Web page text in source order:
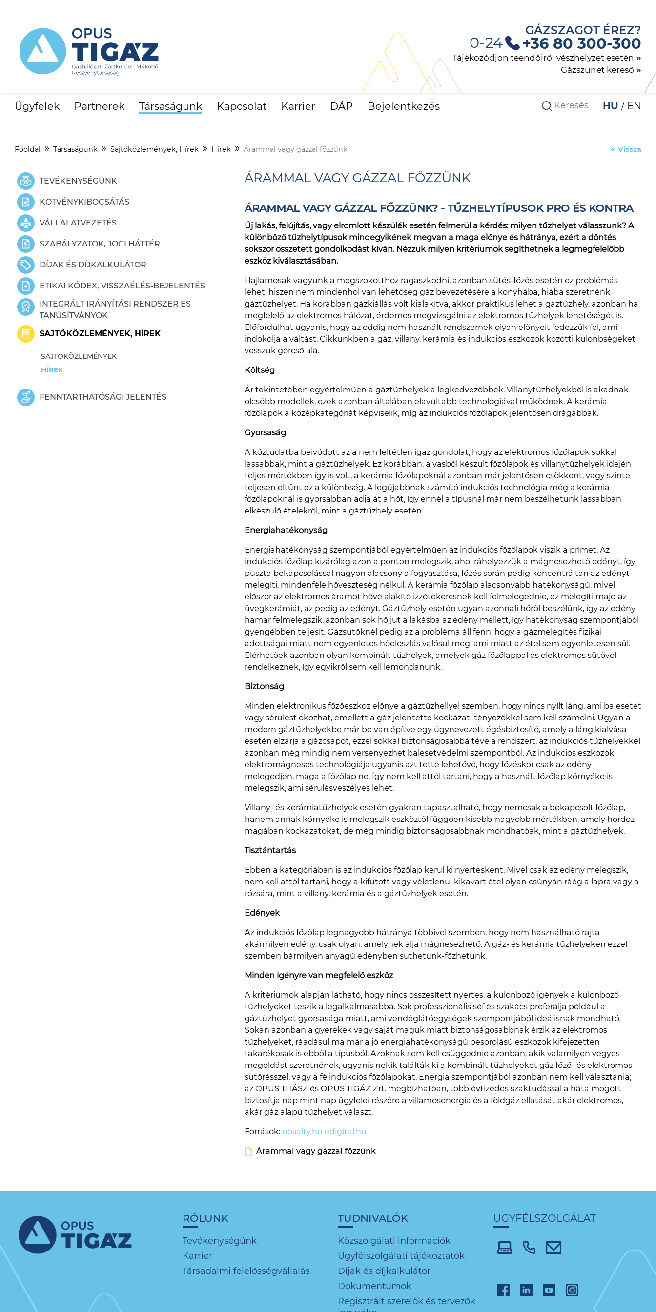
GÁZSZAGOT ÉREZ?
0-24 +36 80 300-300
Tájékozódjon teendőiről vészhelyzet esetén
Gázszünet kereső
Ügyfelek Partnerek Társaságunk Kapcsolat Karrier DÁP Bejelentkezés HU EN
Főoldal Társaságunk Sajtóközlemények, Hírek Hírek Árammal vagy gázzal főzzünk Vissza
TEVÉKENYSÉGÜNK
KÖTVÉNYKIBOCSÁTÁS
VÁLLALATVEZETÉS
SZABÁLYZATOK, JOGI HÁTTÉR
DÍJAK ÉS DÍJKALKULÁTOR
ETIKAI KÓDEX, VISSZAÉLÉS-BEJELENTÉS
INTEGRÁLT IRÁNYÍTÁSI RENDSZER ÉS
TANÚSÍTVÁNYOK
SAJTÓKÖZLEMÉNYEK, HÍREK
SAJTÓKÖZLEMÉNYEK
HÍREK
FENNTARTHATÓSÁGI JELENTÉS
ÁRAMMAL VAGY GÁZZAL FŐZZÜNK
ÁRAMMAL VAGY GÁZZAL FŐZZÜNK? - TŰZHELYTÍPUSOK PRO ÉS KONTRA
Új lakás, felújítás, vagy elromlott készülék esetén felmerül a kérdés: milyen tűzhelyet válasszunk? A
különböző tűzhelytípusok mindegyikének megvan a maga előnye és hátránya, ezért a döntés
sokszor összetett gondolkodást kíván. Nézzük milyen kritériumok segíthetnek a legmegfelelőbb
eszköz kiválasztásában.
Hajlamosak vagyunk a megszokotthoz ragaszkodni, azonban sütés-főzés esetén ez problémás
lehet, hiszen nem mindenhol van lehetőség gáz bevezetésére a konyhába, hiába szeretnénk
gáztűzhelyet. Ha korábban gázkiállás volt kialakítva, akkor praktikus lehet a gáztűzhely, azonban ha
megfelelő az elektromos hálózat, érdemes megvizsgálni az elektromos tűzhelyek lehetőségét is.
Előfordulhat ugyanis, hogy az eddig nem használt rendszernek olyan előnyeit fedezzük fel, ami
indokolja a váltást. Cikkünkben a gáz, villany, kerámia és indukciós eszközök közötti különbségeket
vesszük górcső alá.
Költség
Ár tekintetében egyértelműen a gáztűzhelyek a legkedvezőbbek. Villanytűzhelyekből is akadnak
olcsóbb modellek, ezek azonban általában elavultabb technológiával működnek. A kerámia
főzőlapok a középkategóriát képviselik, míg az indukciós főzőlapok jelentősen drágábbak.
Gyorsaság
A köztudatba beivódott az a nem feltétlen igaz gondolat, hogy az elektromos főzőlapok sokkal
lassabbak, mint a gáztűzhelyek. Ez korábban, a vasból készült főzőlapok és villanytűzhelyek idején
teljes mértékben így is volt, a kerámia főzőlapoknál azonban már jelentősen csökkent, vagy szinte
teljesen eltűnt ez a különbség. A legújabbnak számító indukciós technológia még a kerámia
főzőlapoknál is gyorsabban adja át a hőt, így ennél a típusnál már nem beszélhetünk lassabban
elkészülő ételekről, mint a gáztűzhely esetén.
Energiahatékonyság
Energiahatékonyság szempontjából egyértelműen az indukciós főzőlapok viszik a prímet. Az
indukciós főzőlap kizárólag azon a ponton melegszik, ahol ráhelyezzük a mágnesezhető edényt, így
puszta bekapcsolással nagyon alacsony a fogyasztása, főzés során pedig koncentráltan az edényt
melegíti, mindenféle hőveszteség nélkül. A kerámia főzőlap alacsonyabb hatékonyságú, mivel
először az elektromos áramot hővé alakító izzótekercsnek kell felmelegednie, ez melegíti majd az
üvegkerámiát, az pedig az edényt. Gáztűzhely esetén ugyan azonnali hőről beszélünk, így az edény
hamar felmelegszik, azonban sok hő jut a lakásba az edény mellett, így hatékonyság szempontjából
gyengébben teljesít. Gázsütőknél pedig az a probléma áll fenn, hogy a gázmelegítés fizikai
adottságai miatt nem egyenletes hőeloszlás valósul meg, ami miatt az étel sem egyenletesen sül.
Elérhetőek azonban olyan kombinált tűzhelyek, amelyek gáz főzőlappal és elektromos sütővel
rendelkeznek, így egyikről sem kell lemondanunk.
Biztonság
Minden elektronikus főzőeszköz előnye a gáztűzhellyel szemben, hogy nincs nyílt láng, ami balesetet
vagy sérülést okozhat, emellett a gáz jelentette kockázati tényezőkkel sem kell számolni. Ugyan a
modern gáztűzhelyekbe már be van építve egy úgynevezett égésbiztosító, amely a láng kialvása
esetén elzárja a gázcsapot, ezzel sokkal biztonságosabbá téve a rendszert, az indukciós tűzhelyekkel
azonban még mindig nem versenyezhet balesetvédelmi szempontból. Az indukciós eszközök
elektromágneses technológiája ugyanis azt tette lehetővé, hogy főzéskor csak az edény
melegedjen, maga a főzőlap ne. Így nem kell attól tartani, hogy a használt főzőlap környéke is
melegszik, ami sérülésveszélyes lehet.
Villany- és kerámiatűzhelyek esetén gyakran tapasztalható, hogy nemcsak a bekapcsolt főzőlap,
hanem annak környéke is melegszik eszköztől függően kisebb-nagyobb mértékben, amely hordoz
magában kockázatokat, de még mindig biztonságosabbnak mondhatóak, mint a gáztűzhelyek.
Tisztántartás
Ebben a kategóriában is az indukciós főzőlap kerül ki nyertesként. Mivel csak az edény melegszik,
nem kell attól tartani, hogy a kifutott vagy véletlenül kikavart étel olyan csúnyán ráég a lapra vagy a
rózsára, mint a villany, kerámia és a gáztűzhelyek esetén.
Edények
Az indukciós főzőlap legnagyobb hátránya többivel szemben, hogy nem használható rajta
akármilyen edény, csak olyan, amelynek alja mágnesezhető. A gáz- és kerámia tűzhelyeken ezzel
szemben bármilyen anyagú edényben süthetünk-főzhetünk.
Minden igényre van megfelelő eszköz
A kritériumok alapján látható, hogy nincs összesített nyertes, a különböző igények a különböző
tűzhelyeket teszik a legalkalmasabbá. Sok professzionális séf és szakács preferálja például a
gáztűzhelyet gyorsasága miatt, ami vendéglátóegységek szempontjából ideálisnak mondható.
Sokan azonban a gyerekek vagy saját maguk miatt biztonságosabbnak érzik az elektromos
tűzhelyeket, ráadásul ma már a jó energiahatékonyságú besorolású eszközök kifejezetten
takarékosak is ebből a típusból. Azoknak sem kell csüggednie azonban, akik valamilyen vegyes
megoldást szeretnének, ugyanis nekik találták ki a kombinált tűzhelyeket gáz főző- és elektromos
sütőrésszel, vagy a félindukciós főzőlapokat. Energia szempontjából azonban nem kell választania;
az OPUS TITÁSZ és OPUS TIGÁZ Zrt. megbízhatóan, több évtizedes szaktudással a háta mögött
biztosítja nap mint nap ügyfelei részére a villamosenergia és a földgáz ellátását akár elektromos,
akár gáz alapú tűzhelyet választ.
Források: nosalty.hu edigital.hu
Árammal vagy gázzal főzzünk
RÓLUNK
Tevékenységünk
Karrier
Társadalmi felelősségvállalás
TUDNIVALÓK
Közszolgálati információk
Ügyfélszolgálati tájékoztatók
Díjak és díjkalkulátor
Dokumentumok
Regisztrált szerelők és tervezők
ÜGYFÉLSZOLGÁLAT